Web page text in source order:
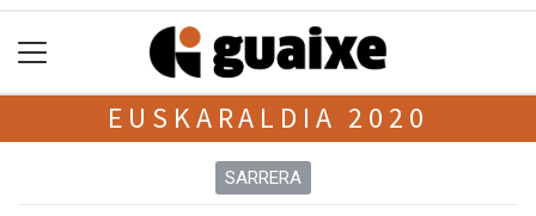
EUSKARALDIA 2020
SARRERA